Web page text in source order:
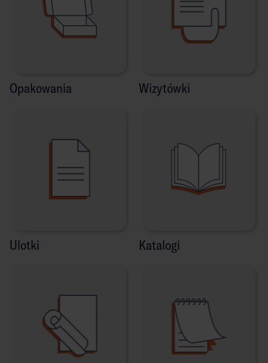
Opakowania Wizytówki
Ulotki Katalogi